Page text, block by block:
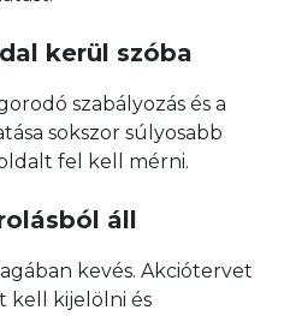
kerül szóba
szabályozás és a
sokszor súlyosabb
fel kell mérni.
áll
kevés. Akciótervet
kell kijelölni és